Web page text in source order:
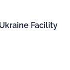
Facility